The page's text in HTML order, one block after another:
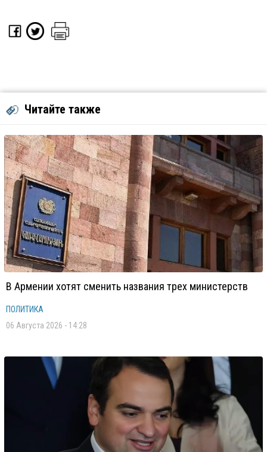
Читайте также
В Армении хотят сменить названия трех министерств
ПОЛИТИКА
06 Августа 2026 - 14:28